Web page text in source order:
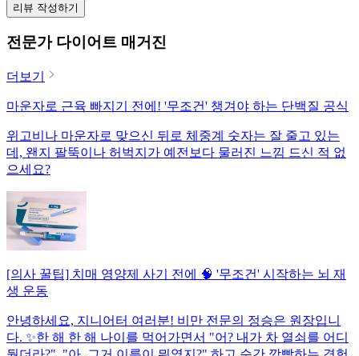
리뷰 작성하기
전문가 다이어트 매거진
더보기
마운자로 근육 빠지기 전에! '무조건' 챙겨야 하는 단백질 공식
위고비나 마운자로 맞으신 뒤로 체중계 숫자는 잘 줄고 있는
데, 왠지 팔뚝이나 허벅지가 예전보다 물러진 느낌 드신 적 없
으세요?
[의사 꿀팁] 치매 영양제 사기 전에 🧠 '무조건' 시작하는 뇌 재
생 운동
안녕하세요, 지니어터 여러분! 비만 전문의 정승은 원장입니
다. ✨한 해 한 해 나이를 먹어가면서 "어? 내가 차 열쇠를 어디